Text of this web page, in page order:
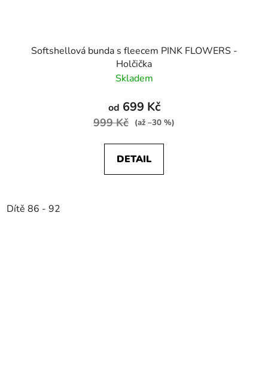
Softshellová bunda s fleecem PINK FLOWERS -
Holčička
Skladem
od 699 Kč
999 Kč (až –30 %)
DETAIL
Dítě 86 - 92